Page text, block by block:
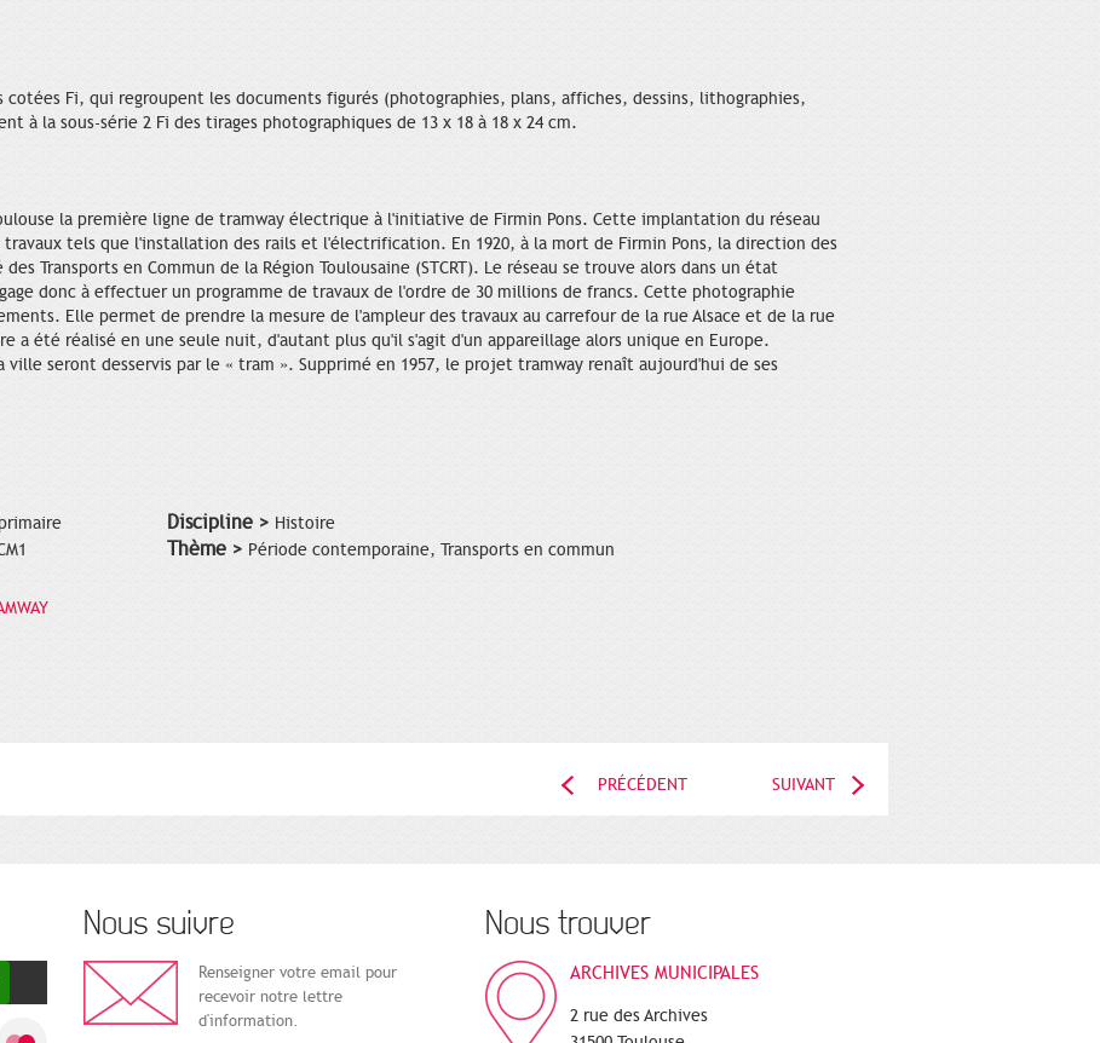
cotées Fi, qui regroupent les documents figurés (photographies, plans, affiches, dessins, lithographies,
à la sous-série 2 Fi des tirages photographiques de 13 x 18 à 18 x 24 cm.
la première ligne de tramway électrique à l'initiative de Firmin Pons. Cette implantation du réseau
tels que l'installation des rails et l'électrification. En 1920, à la mort de Firmin Pons, la direction des
Transports en Commun de la Région Toulousaine (STCRT). Le réseau se trouve alors dans un état
donc à effectuer un programme de travaux de l'ordre de 30 millions de francs. Cette photographie
Elle permet de prendre la mesure de l'ampleur des travaux au carrefour de la rue Alsace et de la rue
a été réalisé en une seule nuit, d'autant plus qu'il s'agit d'un appareillage alors unique en Europe.
ville seront desservis par le « tram ». Supprimé en 1957, le projet tramway renaît aujourd'hui de ses
Discipline > Histoire
Thème > Période contemporaine, Transports en commun
PRÉCÉDENT SUIVANT
Nous suivre
Renseigner votre email pour
recevoir notre lettre
d'information.
Nous trouver
ARCHIVES MUNICIPALES
2 rue des Archives